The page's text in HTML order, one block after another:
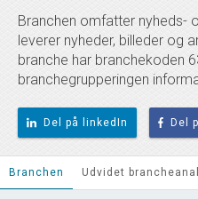
Branchen omfatter nyheds-
leverer nyheder, billeder og
branche har branchekoden
branchegrupperingen
Del på linkedIn Del
Branchen Udvidet